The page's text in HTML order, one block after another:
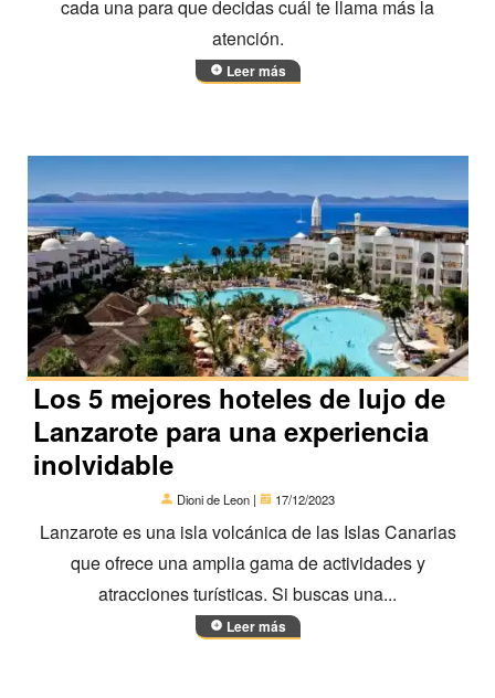
cada una para que decidas cuál te llama más la
atención.
Leer más
Los 5 mejores hoteles de lujo de
Lanzarote para una experiencia
inolvidable
Dioni de Leon | 17/12/2023
Lanzarote es una isla volcánica de las Islas Canarias
que ofrece una amplia gama de actividades y
atracciones turísticas. Si buscas una...
Leer más